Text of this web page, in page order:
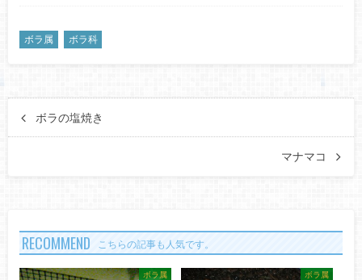
ボラ属 ボラ科
ボラの塩焼き
マナマコ
RECOMMEND こちらの記事も人気です。
ボラ属 ボラ属